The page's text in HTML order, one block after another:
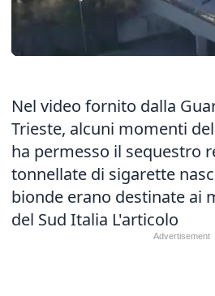
Nel video fornito dalla
Trieste, alcuni momenti
ha permesso il sequestro
tonnellate di sigarette
bionde erano destinate ai
del Sud Italia L'articolo